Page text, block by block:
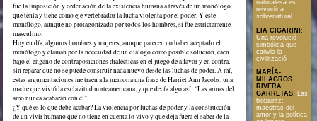
fue la imposición y ordenación de la existencia humana a través de un monólogo
que tenía y tiene como eje vertebrador la lucha violenta por el poder. Y este
monólogo, aunque no protagonizado por todos los hombres, sí fue estrictamente
masculino.
Hoy en día, algunos hombres y mujeres, aunque parecen no haber aceptado el
monólogo y claman por la necesidad de un diálogo como posible solución, caen
bajo el engaño de contraposiciones dialécticas en el juego de a favor y en contra,
sin reparar que no se puede construir nada nuevo desde las luchas de poder. A mí,
estas argumentaciones me traen a la memoria una frase de Harriet Ann Jacobs, una
madre que vivió la esclavitud norteamericana, y que decía algo así: “Las armas del
amo nunca acabarán con él”.
¿Y qué es lo que debe acabar? La violencia por luchas de poder y la construcción
de un vivir humano que no tiene en cuenta lo vivo y que deja fuera el saber de la
naturalesa es
reivindica
sobrenatural
LIA CIGARINI :
Una revolució
simbólica que
canvia la
civilització
MARÍA-
MILAGROS
RIVERA
GARRETAS: Las
trobairitz:
maestras del
amor y la política